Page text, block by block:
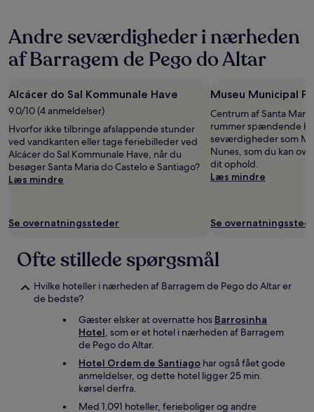
én
nat,
som
er
inden
for
seneste
24
timer.
Priser
og
ændres
Yderligere
kan
gælde.
Andre seværdigheder i nærheden
af Barragem de Pego do Altar
Alcácer do Sal Kommunale Have
9.0/10 (4 anmeldelser)
Hvorfor ikke tilbringe afslappende stunder
ved vandkanten eller tage feriebilleder ved
Alcácer do Sal Kommunale Have, når du
besøger Santa Maria do Castelo e Santiago?
Læs mindre
Se overnatningssteder
Museu Municipal
Centrum af Santa
rummer spændende
seværdigheder som
Nunes, som du kan
dit ophold.
Læs mindre
Se
Ofte stillede spørgsmål
Hvilke hoteller i nærheden af Barragem de Pego do Altar er
de bedste?
Gæster elsker at overnatte hos Barrosinha
Hotel, som er et hotel i nærheden af Barragem
de Pego do Altar.
Hotel Ordem de Santiago har også fået gode
anmeldelser, og dette hotel ligger 25 min.
kørsel derfra.
Med 1.091 hoteller, ferieboliger og andre